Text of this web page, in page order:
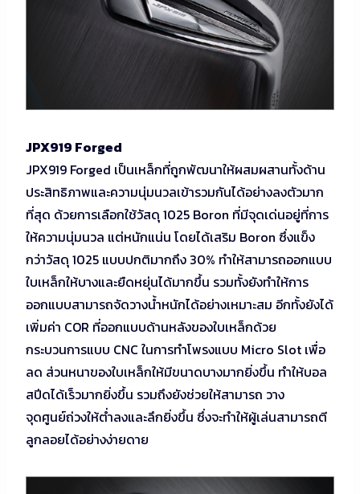
JPX919 Forged
JPX919 Forged เป็นเหล็กที่ถูกพัฒนาให้ผสมผสานทั้งด้าน
ประสิทธิภาพและความนุ่มนวลเข้ารวมกันได้อย่างลงตัวมาก
ที่สุด ด้วยการเลือกใช้วัสดุ 1025 Boron ที่มีจุดเด่นอยู่ที่การ
ให้ความนุ่มนวล แต่หนักแน่น โดยได้เสริม Boron ซึ่งแข็ง
กว่าวัสดุ 1025 แบบปกติมากถึง 30% ทําให้สามารถออกแบบ
ใบเหล็กให้บางและยืดหยุ่นได้มากขึ้น รวมทั้งยังทําให้การ
ออกแบบสามารถจัดวางน้ำหนักได้อย่างเหมาะสม อีกทั้งยังได้
เพิ่มค่า COR ที่ออกแบบด้านหลังของใบเหล็กด้วย
กระบวนการแบบ CNC ในการทําโพรงแบบ Micro Slot เพื่อ
ลด ส่วนหนาของใบเหล็กให้มีขนาดบางมากยิ่งขึ้น ทําให้บอล
สปีดได้เร็วมากยิ่งขึ้น รวมถึงยังช่วยให้สามารถ วาง
จุดศูนย์ถ่วงให้ต่ำลงและลึกยิ่งขึ้น ซึ่งจะทําให้ผู้เล่นสามารถตี
ลูกลอยได้อย่างง่ายดาย